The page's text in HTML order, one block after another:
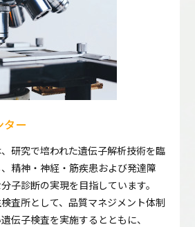
ー
研究で培われた遺伝子解析技術を臨
精神・神経・筋疾患および発達障
子診断の実現を目指しています。
査所として、品質マネジメント体制
伝子検査を実施するとともに、